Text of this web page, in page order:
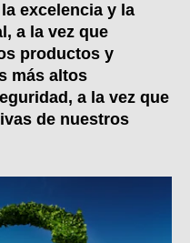
excelencia y la
a la vez que
productos y
más altos
a la vez que
de nuestros